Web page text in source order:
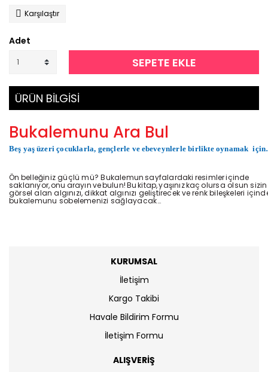
Karşılaştır
Adet
SEPETE EKLE
ÜRÜN BİLGİSİ
Bukalemunu Ara Bul
Beş yaşüzeri çocuklarla, gençlerle ve ebeveynlerle birlikte oynamak
Ön belleğiniz güçlümü?Bukalemunsayfalardaki resimleriçinde
saklanıyor,onu arayınvebulun!Bukitap,yaşınızkaçolursaolsun sizin
görsel alan algınızı, dikkat algınızı geliştirecekverenk bileşkeleri
bukalemunu sobelemenizi sağlayacak…
KURUMSAL
İletişim
Kargo Takibi
Havale Bildirim Formu
İletişim Formu
ALIŞVERİŞ